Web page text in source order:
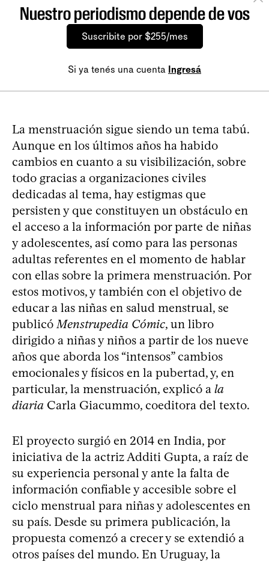
Nuestro periodismo depende de vos
Suscribite por $255/mes
Si ya tenés una cuenta Ingresá
La menstruación sigue siendo un tema tabú.
Aunque en los últimos años ha habido
cambios en cuanto a su visibilización, sobre
todo gracias a organizaciones civiles
dedicadas al tema, hay estigmas que
persisten y que constituyen un obstáculo en
el acceso a la información por parte de niñas
y adolescentes, así como para las personas
adultas referentes en el momento de hablar
con ellas sobre la primera menstruación. Por
estos motivos, y también con el objetivo de
educar a las niñas en salud menstrual, se
publicó Menstrupedia Cómic, un libro
dirigido a niñas y niños a partir de los nueve
años que aborda los “intensos” cambios
emocionales y físicos en la pubertad, y, en
particular, la menstruación, explicó a la
diaria Carla Giacummo, coeditora del texto.
El proyecto surgió en 2014 en India, por
iniciativa de la actriz Additi Gupta, a raíz de
su experiencia personal y ante la falta de
información confiable y accesible sobre el
ciclo menstrual para niñas y adolescentes en
su país. Desde su primera publicación, la
propuesta comenzó a crecer y se extendió a
otros países del mundo. En Uruguay, la